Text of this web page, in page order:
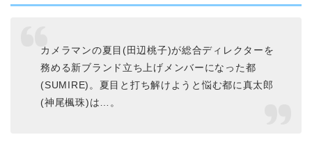
カメラマンの夏目(田辺桃子)が総合ディレクターを
務める新ブランド立ち上げメンバーになった都
(SUMIRE)。夏目と打ち解けようと悩む都に真太郎
(神尾楓珠)は…。